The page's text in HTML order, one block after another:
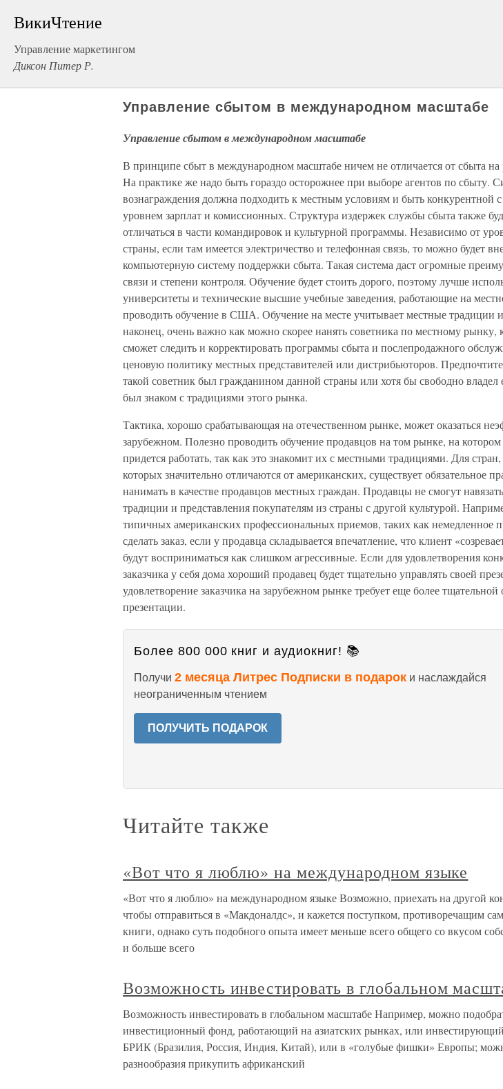
ВикиЧтение
Управление маркетингом
Диксон Питер Р.
Управление сбытом в международном масштабе
Управление сбытом в международном масштабе
В принципе сбыт в международном масштабе ничем не отличается от сбыта
На практике же надо быть гораздо осторожнее при выборе агентов по сбыту.
вознаграждения должна подходить к местным условиям и быть конкурентной
уровнем зарплат и комиссионных. Структура издержек службы сбыта также
отличаться в части командировок и культурной программы. Независимо от
страны, если там имеется электричество и телефонная связь, то можно будет
компьютерную систему поддержки сбыта. Такая система даст огромные
связи и степени контроля. Обучение будет стоить дорого, поэтому лучше
университеты и технические высшие учебные заведения, работающие на
проводить обучение в США. Обучение на месте учитывает местные традиции
наконец, очень важно как можно скорее нанять советника по местному рынку,
сможет следить и корректировать программы сбыта и послепродажного
ценовую политику местных представителей или дистрибьюторов.
такой советник был гражданином данной страны или хотя бы свободно владел
был знаком с традициями этого рынка.
Тактика, хорошо срабатывающая на отечественном рынке, может оказаться
зарубежном. Полезно проводить обучение продавцов на том рынке, на
придется работать, так как это знакомит их с местными традициями. Для
которых значительно отличаются от американских, существует обязательное
нанимать в качестве продавцов местных граждан. Продавцы не смогут
традиции и представления покупателям из страны с другой культурой.
типичных американских профессиональных приемов, таких как немедленное
сделать заказ, если у продавца складывается впечатление, что клиент
будут восприниматься как слишком агрессивные. Если для удовлетворения
заказчика у себя дома хороший продавец будет тщательно управлять своей
удовлетворение заказчика на зарубежном рынке требует еще более тщательной
презентации.
Более 800 000 книг и аудиокниг! 📚
Получи 2 месяца Литрес Подписки в подарок и наслаждайся
неограниченным чтением
ПОЛУЧИТЬ ПОДАРОК
Читайте также
«Вот что я люблю» на международном языке
«Вот что я люблю» на международном языке Возможно, приехать на другой
чтобы отправиться в «Макдоналдс», и кажется поступком, противоречащим
книги, однако суть подобного опыта имеет меньше всего общего со вкусом
и больше всего
Возможность инвестировать в глобальном
Возможность инвестировать в глобальном масштабе Например, можно
инвестиционный фонд, работающий на азиатских рынках, или
БРИК (Бразилия, Россия, Индия, Китай), или в «голубые фишки» Европы;
разнообразия прикупить африканский